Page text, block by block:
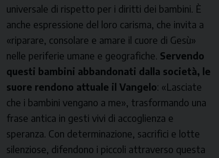
universale di rispetto per i diritti dei bambini. È
anche espressione del loro carisma, che invita a
«riparare, consolare e amare il cuore di Gesù»
nelle periferie umane e geografiche. Servendo
questi bambini abbandonati dalla società, le
suore rendono attuale il Vangelo: «Lasciate
che i bambini vengano a me», trasformando una
frase antica in gesti vivi di accoglienza e
speranza. Con determinazione, sacrifici e lotte
silenziose, difendono i piccoli attraverso questa